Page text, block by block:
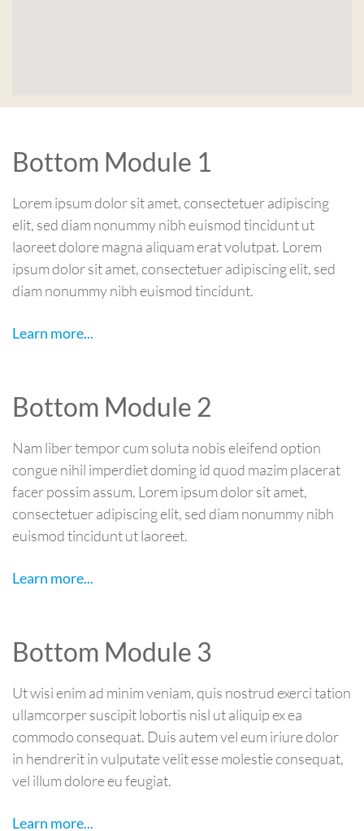
Bottom Module 1
Lorem ipsum dolor sit amet, consectetuer adipiscing
elit, sed diam nonummy nibh euismod tincidunt ut
laoreet dolore magna aliquam erat volutpat. Lorem
ipsum dolor sit amet, consectetuer adipiscing elit, sed
diam nonummy nibh euismod tincidunt.
Learn more...
Bottom Module 2
Nam liber tempor cum soluta nobis eleifend option
congue nihil imperdiet doming id quod mazim placerat
facer possim assum. Lorem ipsum dolor sit amet,
consectetuer adipiscing elit, sed diam nonummy nibh
euismod tincidunt ut laoreet.
Learn more...
Bottom Module 3
Ut wisi enim ad minim veniam, quis nostrud exerci tation
ullamcorper suscipit lobortis nisl ut aliquip ex ea
commodo consequat. Duis autem vel eum iriure dolor
in hendrerit in vulputate velit esse molestie consequat,
vel illum dolore eu feugiat.
Learn more...